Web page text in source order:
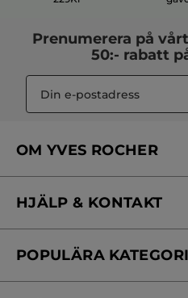
Prenumerera på vårt
50:- rabatt
OM YVES ROCHER
Vårt engagemang
Skönhetstips
HJÄLP & KONTAKT
Kontakta oss
POPULÄRA